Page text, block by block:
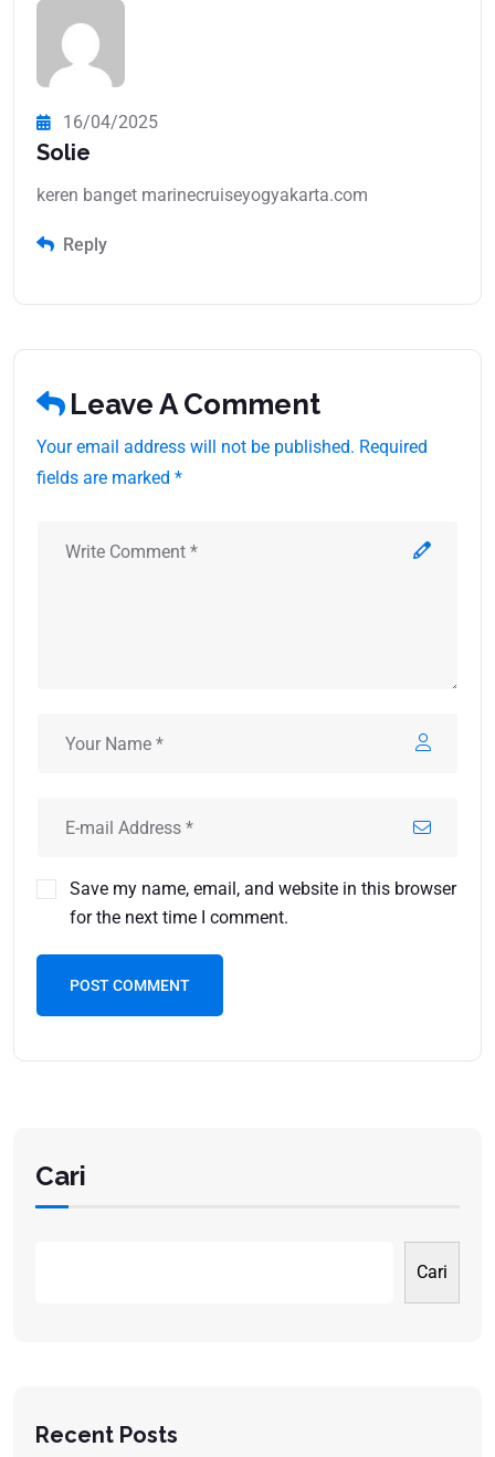
16/04/2025
Solie
keren banget marinecruiseyogyakarta.com
Reply
Leave A Comment
Your email address will not be published. Required
fields are marked *
Save my name, email, and website in this browser
for the next time I comment.
POST COMMENT
Cari
Cari
Recent Posts